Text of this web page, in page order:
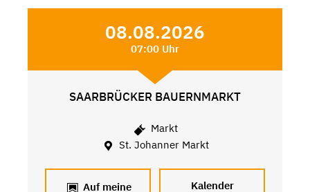
08.08.2026
07:00 Uhr
SAARBRÜCKER BAUERNMARKT
Markt
St. Johanner Markt
Auf meine
Kalender